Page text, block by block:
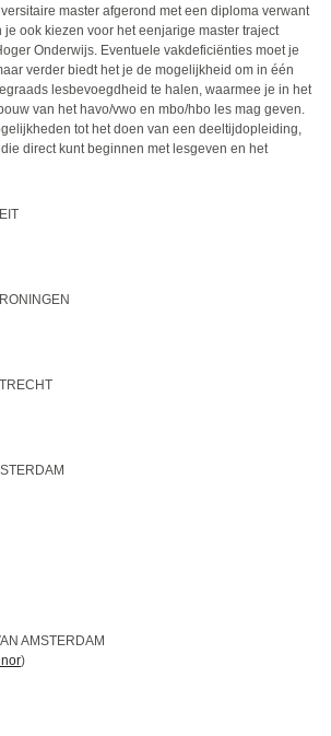
master afgerond met een diploma verwant
je ook kiezen voor het eenjarige master traject
Onderwijs. Eventuele vakdeficiënties moet je
verder biedt het je de mogelijkheid om in één
lesbevoegdheid te halen, waarmee je in het
van het havo/vwo en mbo/hbo les mag geven.
tot het doen van een deeltijdopleiding,
direct kunt beginnen met lesgeven en het
AMSTERDAM
)